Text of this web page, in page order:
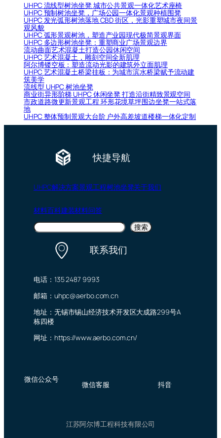
UHPC 流线型树池坐凳 城市公共景观一体化艺术座椅
UHPC 预制树池坐凳，广场公园一体化景观种植围凳
UHPC 发光弧形树池落地 CBD 街区，光影重塑城市夜间景
观风貌
UHPC 弧形景观树池，塑造产业园现代极简景观界面
UHPC 多边形树池坐凳：重塑商业广场景观边界
流动曲面艺术混凝土打造公园休闲空间
UHPC 艺术混凝土，雕刻空间全新肌理
阿尔博镂空板：塑造流动光影的建筑外立面肌理
UHPC 艺术混凝土桥梁挂板：为城市滨水桥梁赋予流动建
筑美学
流线型 UHPC 树池坐凳
商业街异形阶梯 UHPC 休闲坐凳 打造沿街精致景观空间
市政道路微更新景观工程 环形花境草坪围边坐凳一站式落
地
UHPC 整体预制景观大台阶 户外高差坡道楼梯一体化定制
快捷导航
UHPC解决方案景观工程树池坐凳关于我们
材料百科建装材料问答
搜
索
搜索
联系我们
电话：135 2487 9993
邮箱：uhpc@aerbo.com.cn
地址：无锡市锡山经济技术开发区大成路299号A
栋四楼
网址：https://www.aerbo.com.cn/
微信公众号
微信客服 抖音
江苏阿尔博工程科技有限公司